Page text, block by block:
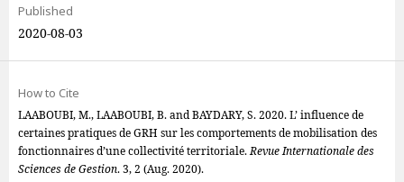
Published
2020-08-03
How to Cite
LAABOUBI, M., LAABOUBI, B. and BAYDARY, S. 2020. L’ influence de
certaines pratiques de GRH sur les comportements de mobilisation des
fonctionnaires d’une collectivité territoriale.Revue Internationale des
Sciences de Gestion. 3, 2 (Aug. 2020).